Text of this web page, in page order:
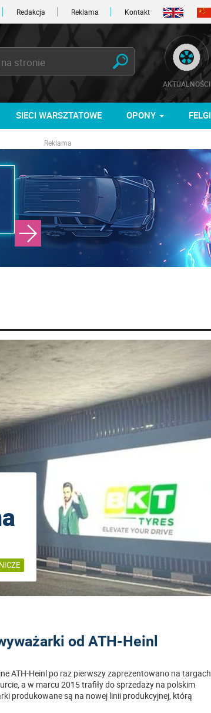
Redakcja Reklama Kontakt
AKTUALNOŚCI
SIECI WARSZTATOWE OPONY FELGI
Reklama
od ATH-Heinl
ATH-Heinl po raz pierwszy zaprezentowano na targach
a w marcu 2015 trafiły do sprzedaży na polskim
produkowane są na nowej linii produkcyjnej, którą